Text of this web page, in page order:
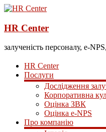
HR Center
залученість персоналу, e-
HR Center
Послуги
Дослідження
Корпоративна
Оцінка ЗВК
Оцінка e-NPS
Про компанію